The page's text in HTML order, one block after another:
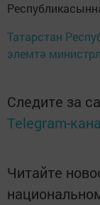
Татарстан
элемтә
Следите за
Telegram-
Читайте